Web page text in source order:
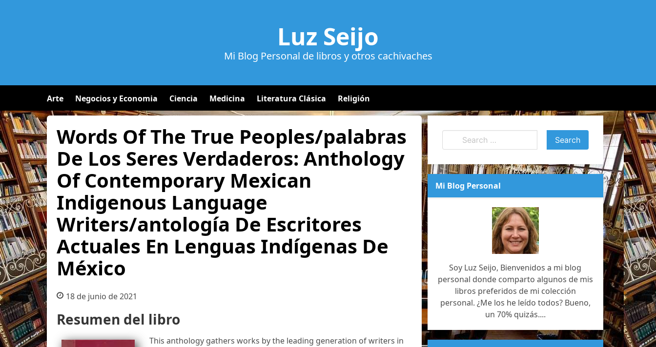
Luz Seijo
Mi Blog Personal de libros y otros cachivaches
Arte Negocios y Economia Ciencia Medicina Literatura Clásica Religión
Words Of The True Peoples/palabras
De Los Seres Verdaderos: Anthology
Of Contemporary Mexican
Indigenous Language
Writers/antología De Escritores
Actuales En Lenguas Indígenas De
México
18 de junio de 2021
Resumen del libro
This anthology gathers works by the leading generation of writers in
Mi Blog Personal
Soy Luz Seijo, Bienvenidos a mi blog
personal donde comparto algunos de mis
libros preferidos de mi colección
personal. ¿Me los he leído todos? Bueno,
un 70% quizás....